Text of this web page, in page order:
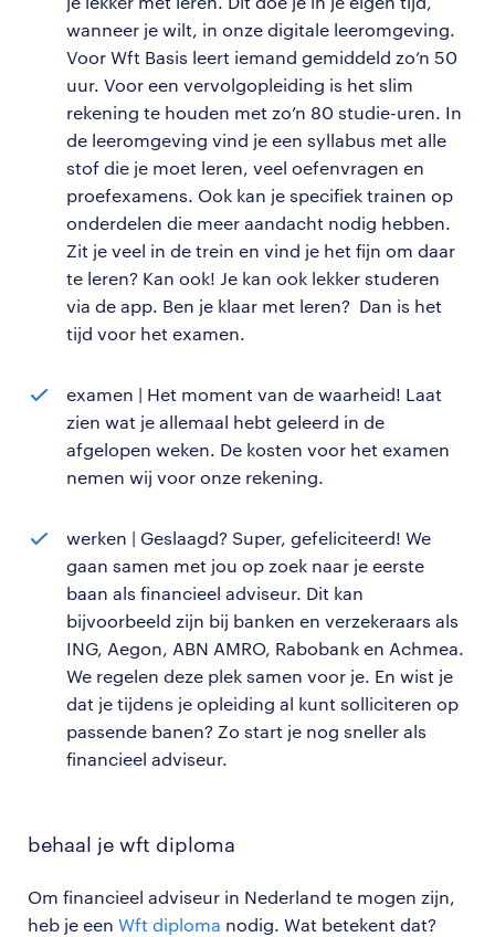
wanneer je wilt, in onze digitale leeromgeving.
Voor Wft Basis leert iemand gemiddeld zo’n 50
uur. Voor een vervolgopleiding is het slim
rekening te houden met zo’n 80 studie-uren. In
de leeromgeving vind je een syllabus met alle
stof die je moet leren, veel oefenvragen en
proefexamens. Ook kan je specifiek trainen op
onderdelen die meer aandacht nodig hebben.
Zit je veel in de trein en vind je het fijn om daar
te leren? Kan ook! Je kan ook lekker studeren
via de app. Ben je klaar met leren? Dan is het
tijd voor het examen.
examen | Het moment van de waarheid! Laat
zien wat je allemaal hebt geleerd in de
afgelopen weken. De kosten voor het examen
nemen wij voor onze rekening.
werken | Geslaagd? Super, gefeliciteerd! We
gaan samen met jou op zoek naar je eerste
baan als financieel adviseur. Dit kan
bijvoorbeeld zijn bij banken en verzekeraars als
ING, Aegon, ABN AMRO, Rabobank en Achmea.
We regelen deze plek samen voor je. En wist je
dat je tijdens je opleiding al kunt solliciteren op
passende banen? Zo start je nog sneller als
financieel adviseur.
behaal je wft diploma
Om financieel adviseur in Nederland te mogen zijn,
heb je een Wft diploma nodig. Wat betekent dat?